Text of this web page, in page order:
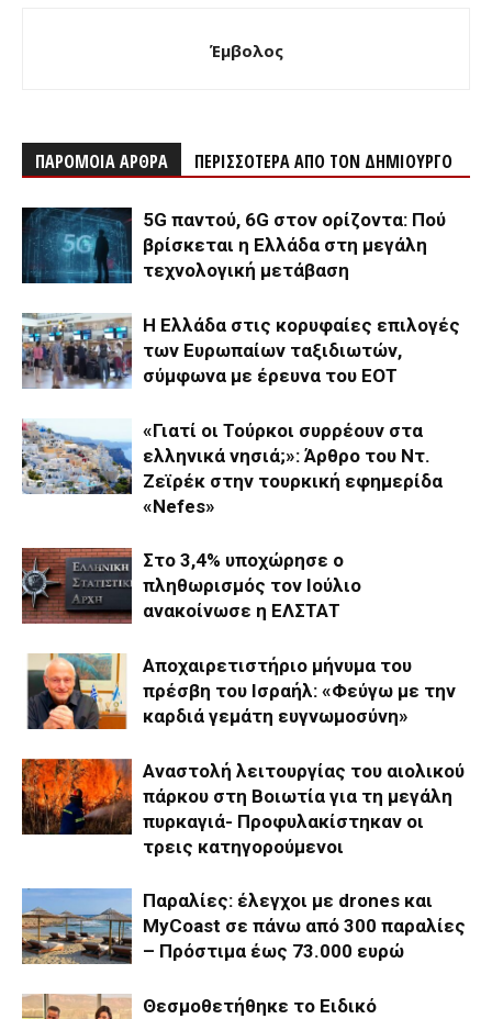
Έμβολος
ΠΑΡΟΜΟΙΑ ΑΡΘΡΑ ΠΕΡΙΣΣΟΤΕΡΑ ΑΠΟ ΤΟΝ ΔΗΜΙΟΥΡΓΟ
5G παντού, 6G στον ορίζοντα: Πού
βρίσκεται η Ελλάδα στη μεγάλη
τεχνολογική μετάβαση
Η Ελλάδα στις κορυφαίες επιλογές
των Ευρωπαίων ταξιδιωτών,
σύμφωνα με έρευνα του ΕΟΤ
«Γιατί οι Τούρκοι συρρέουν στα
ελληνικά νησιά;»: Άρθρο του Ντ.
Ζεϊρέκ στην τουρκική εφημερίδα
«Nefes»
Στο 3,4% υποχώρησε ο
πληθωρισμός τον Ιούλιο
ανακοίνωσε η ΕΛΣΤΑΤ
Αποχαιρετιστήριο μήνυμα του
πρέσβη του Ισραήλ: «Φεύγω με την
καρδιά γεμάτη ευγνωμοσύνη»
Αναστολή λειτουργίας του αιολικού
πάρκου στη Βοιωτία για τη μεγάλη
πυρκαγιά- Προφυλακίστηκαν οι
τρεις κατηγορούμενοι
Παραλίες: έλεγχοι με drones και
MyCoast σε πάνω από 300 παραλίες
– Πρόστιμα έως 73.000 ευρώ
Θεσμοθετήθηκε το Ειδικό